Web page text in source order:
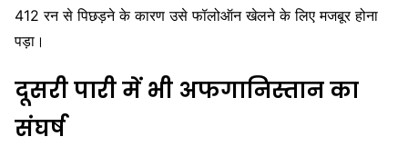
412 रन से पिछड़ने के कारण उसे फॉलोऑन खेलने के लिए मजबूर होना
पड़ा।
दूसरी पारी में भी अफगानिस्तान का
संघर्ष